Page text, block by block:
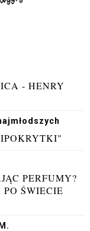
- HENRY
PERFUMY?
ŚWIECIE